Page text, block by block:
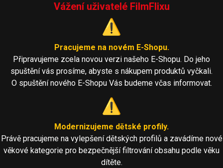
Vážení uživatelé FilmFlixu
⚠️
Pracujeme na novém E-Shopu.
Připravujeme zcela novou verzi našeho E-Shopu. Do jeho
spuštění vás prosíme, abyste s nákupem produktů vyčkali.
O spuštění nového E-Shopu Vás budeme včas informovat.
⚠️
Modernizujeme dětské profily.
Právě pracujeme na vylepšení dětských profilů a zavádíme nové
věkové kategorie pro bezpečnější filtrování obsahu podle věku
dítěte.